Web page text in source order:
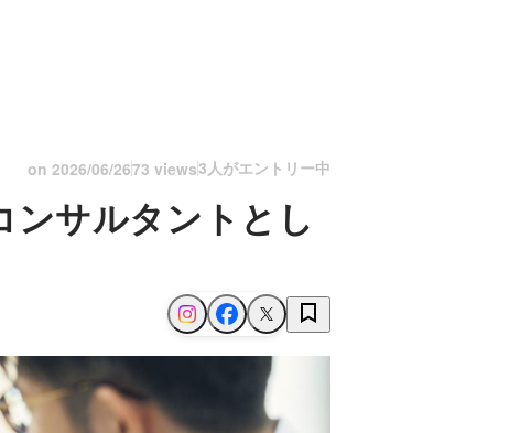
on 2026/06/2673 views3人がエントリー中
ンサルタントとし